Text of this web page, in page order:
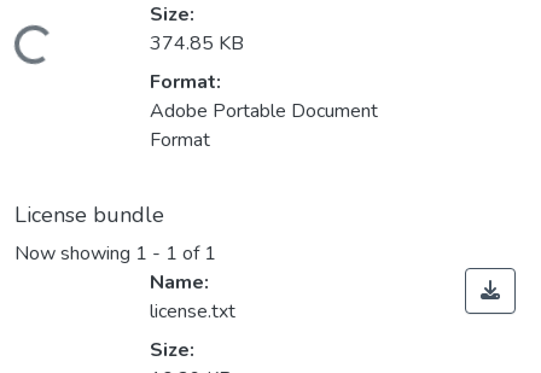
Loading...
Size:
374.85 KB
Format:
Adobe Portable Document
Format
License bundle
Now showing 1 - 1 of 1
Name:
license.txt
Size: